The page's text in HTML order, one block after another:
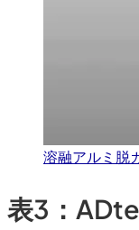
溶融アルミ脱
表3：